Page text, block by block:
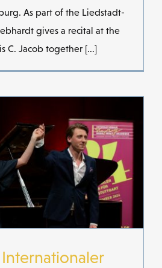
As part of the Liedstadt-
gives a recital at the
C. Jacob together [...]
Internationaler